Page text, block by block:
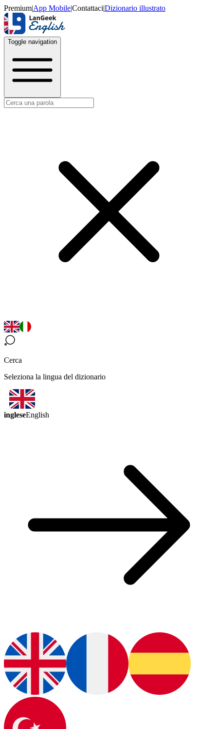
Premium|App Mobile|Contattaci|Dizionario illustrato
Toggle navigation
Cerca
Seleziona la lingua del dizionario
ingleseEnglish